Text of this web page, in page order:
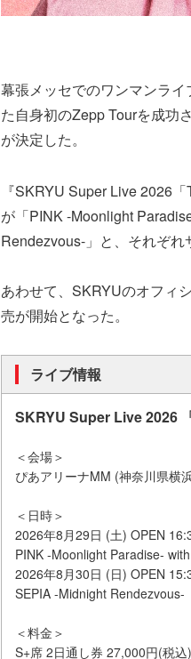
幕張メッセでのワンマンラ
た自身初のZepp Tourを成功
が決定した。
『SKRYU Super Live 2026
が「PINK -Moonlight
Rendezvous-」と、それぞ
あわせて、SKRYUのオフィ
売が開始となった。
ライブ情報
SKRYU Super Live 2026
＜会場＞
ぴあアリーナMM (神奈川県横
＜日時＞
2026年8月29日 (土) OPEN
PINK -Moonlight Paradise-
2026年8月30日 (日) OPEN
SEPIA -Midnight Rendezvous-
＜料金＞
S+席 2日通し券 27,000円(税込)